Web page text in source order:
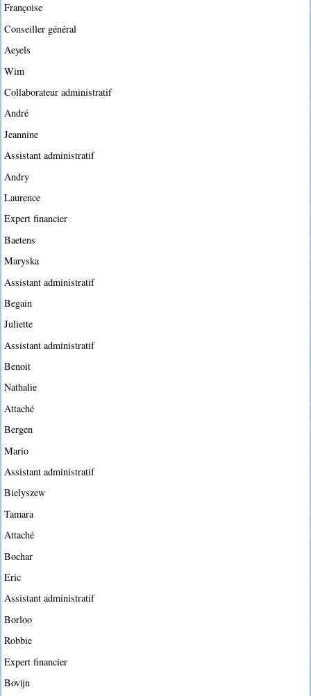
Françoise
Conseiller général
Aeyels
Wim
Collaborateur administratif
André
Jeannine
Assistant administratif
Andry
Laurence
Expert financier
Baetens
Maryska
Assistant administratif
Begain
Juliette
Assistant administratif
Benoit
Nathalie
Attaché
Bergen
Mario
Assistant administratif
Bielyszew
Tamara
Attaché
Bochar
Eric
Assistant administratif
Borloo
Robbie
Expert financier
Bovijn